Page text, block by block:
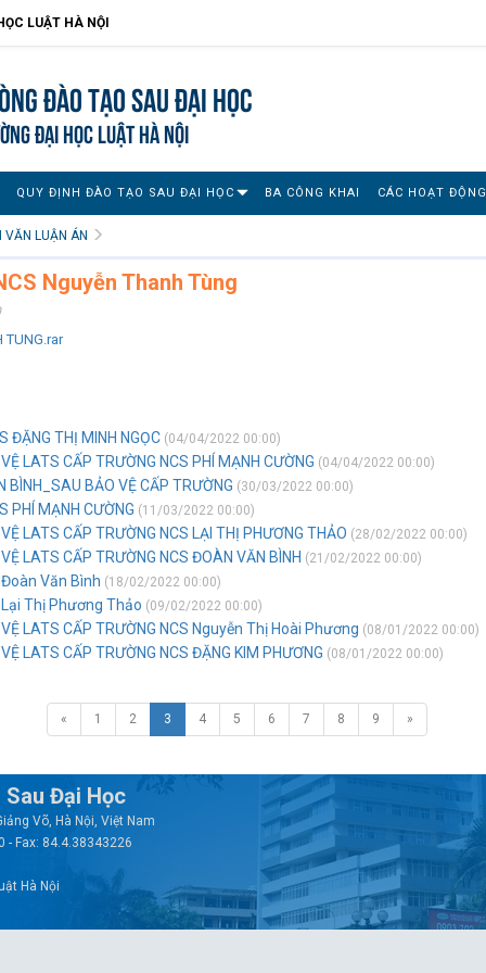
LUẬT HÀ NỘI
Đào tạo Sau đại học
ĐẠI HỌC LUẬT HÀ NỘI
QUY ĐỊNH ĐÀO TẠO SAU ĐẠI HỌC BA CÔNG KHAI CÁC HOẠT ĐỘNG
VĂN LUẬN ÁN
Nguyễn Thanh Tùng
TUNG.rar
ĐẶNG THỊ MINH NGỌC (04/04/2022 00:00)
LATS CẤP TRƯỜNG NCS PHÍ MẠNH CƯỜNG (04/04/2022 00:00)
BÌNH_SAU BẢO VỆ CẤP TRƯỜNG (30/03/2022 00:00)
PHÍ MẠNH CƯỜNG (11/03/2022 00:00)
LATS CẤP TRƯỜNG NCS LẠI THỊ PHƯƠNG THẢO (28/02/2022 00:00)
LATS CẤP TRƯỜNG NCS ĐOÀN VĂN BÌNH (21/02/2022 00:00)
Văn Bình (18/02/2022 00:00)
Thị Phương Thảo (09/02/2022 00:00)
LATS CẤP TRƯỜNG NCS Nguyễn Thị Hoài Phương (08/01/2022 00:00)
LATS CẤP TRƯỜNG NCS ĐẶNG KIM PHƯƠNG (08/01/2022 00:00)
« 1 2 3 4 5 6 7 8 9 »
Đại Học
Võ, Hà Nội, Việt Nam
- Fax: 84.4.38343226
Hà Nội